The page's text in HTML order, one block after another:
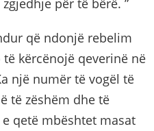
për të bërë. ”
që ndonjë rebelim
kërcënojë qeverinë në
një numër të vogël të
të zëshëm dhe të
qetë mbështet masat